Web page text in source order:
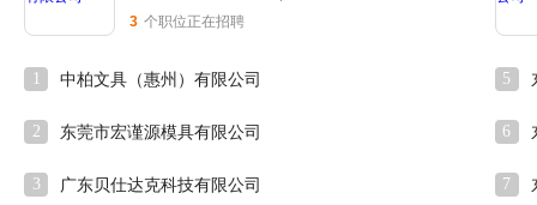
3 个职位正在招聘
1 中柏文具（惠州）有限公司
2 东莞市宏谨源模具有限公司
3 广东贝仕达克科技有限公司
5
6
7